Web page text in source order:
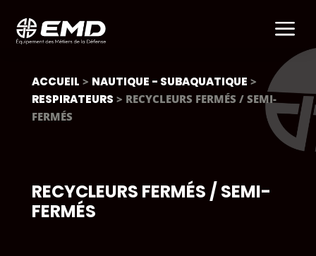
a
ACCUEIL > NAUTIQUE - SUBAQUATIQUE >
RESPIRATEURS > RECYCLEURS FERMÉS / SEMI-
FERMÉS
RECYCLEURS FERMÉS / SEMI-
FERMÉS